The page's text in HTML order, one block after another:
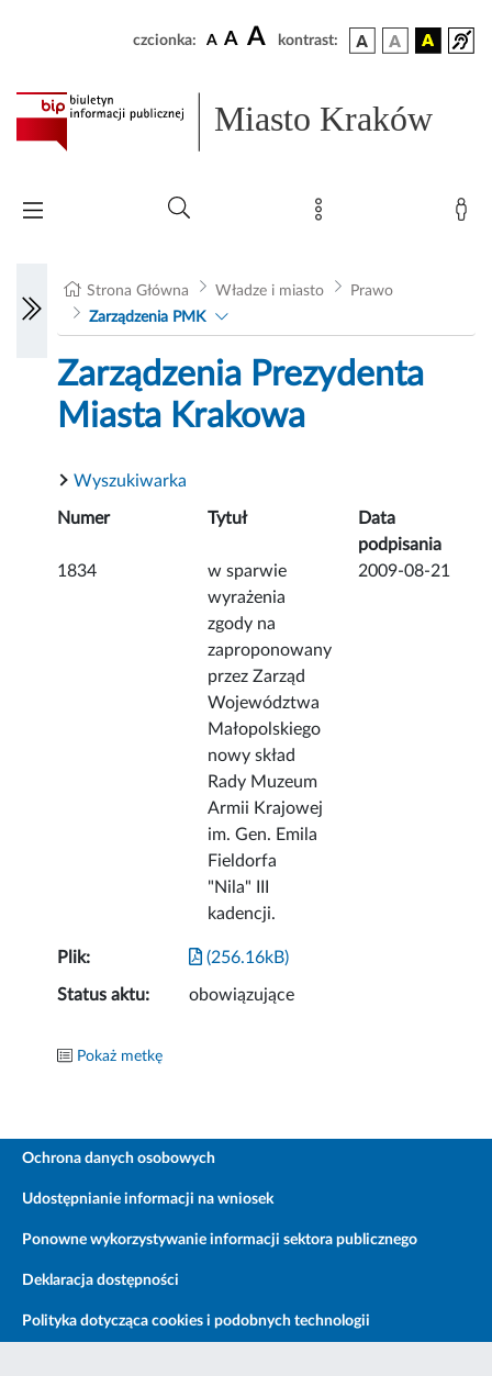
czcionka: A A A kontrast:
Miasto Kraków
Strona Główna Władze i miasto
Prawo
Zarządzenia PMK
Zarządzenia Prezydenta
Miasta Krakowa
Wyszukiwarka
Numer Tytuł
Data
podpisania
1834
w sparwie
wyrażenia
zgody na
zaproponowany
przez Zarząd
Województwa
Małopolskiego
nowy skład
Rady Muzeum
Armii Krajowej
im. Gen. Emila
Fieldorfa
"Nila" III
kadencji.
2009-08-21
Plik: (256.16kB)
Status aktu: obowiązujące
Pokaż metkę
Ochrona danych osobowych
Udostępnianie informacji na wniosek
Ponowne wykorzystywanie informacji sektora publicznego
Deklaracja dostępności
Polityka dotycząca cookies i podobnych technologii